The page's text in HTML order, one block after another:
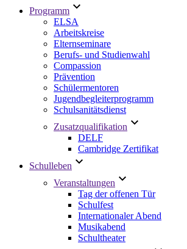
Programm
ELSA
Arbeitskreise
Elternseminare
Berufs- und Studienwahl
Compassion
Prävention
Schülermentoren
Jugendbegleiterprogramm
Schulsanitätsdienst
Zusatzqualifikation
DELF
Cambridge Zertifikat
Schulleben
Veranstaltungen
Tag der offenen Tür
Schulfest
Internationaler Abend
Musikabend
Schultheater